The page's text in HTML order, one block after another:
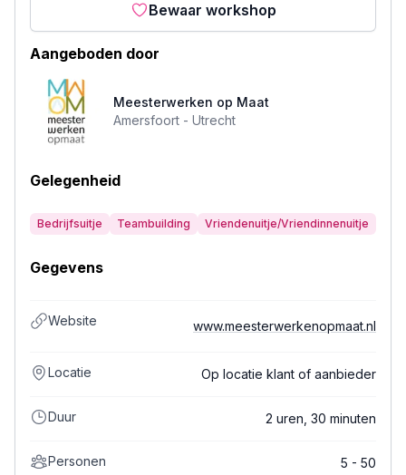
Bewaar workshop
Aangeboden door
Meesterwerken op Maat
Amersfoort - Utrecht
Gelegenheid
Bedrijfsuitje Teambuilding Vriendenuitje/Vriendinnenuitje
Gegevens
Website www.meesterwerkenopmaat.nl
Locatie Op locatie klant of aanbieder
Duur 2 uren, 30 minuten
Personen 5 - 50